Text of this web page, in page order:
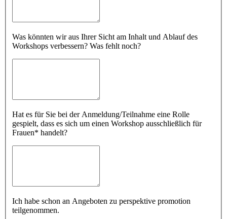
Was könnten wir aus Ihrer Sicht am Inhalt und Ablauf des
Workshops verbessern? Was fehlt noch?
Hat es für Sie bei der Anmeldung/Teilnahme eine Rolle
gespielt, dass es sich um einen Workshop ausschließlich für
Frauen* handelt?
Ich habe schon an Angeboten zu perspektive promotion
teilgenommen.